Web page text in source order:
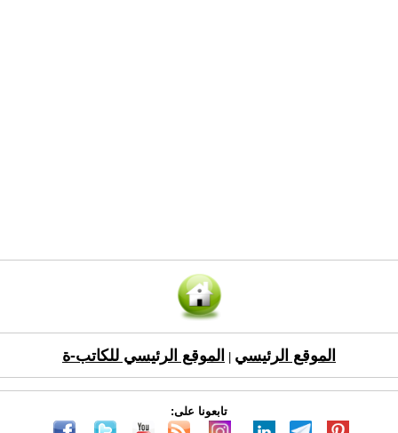
الموقع الرئيسي الموقع الرئيسي للكاتب-ة
تابعونا على: